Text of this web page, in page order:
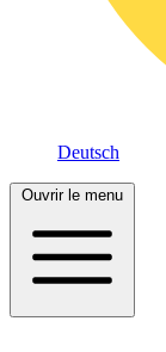
Deutsch
Ouvrir le menu